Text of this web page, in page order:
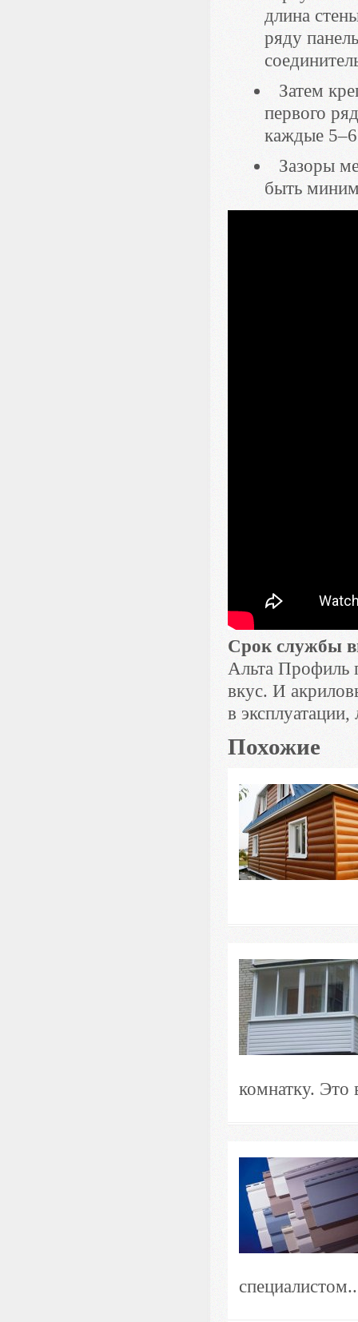
длина
ряду
Затем
первого
каждые 5–6
Зазоры
быть
Срок службы
Альта Профиль
вкус. И
в
Похожие
комнатку. Это